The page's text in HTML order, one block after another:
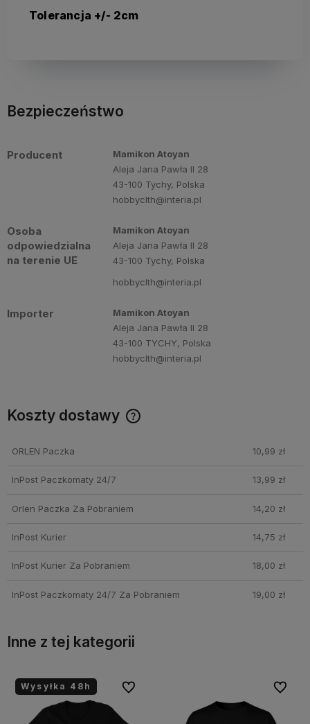
Tolerancja +/- 2cm
Bezpieczeństwo
Producent
Mamikon Atoyan
Aleja Jana Pawła II 28
43-100 Tychy, Polska
hobbyclth@interia.pl
Osoba
odpowiedzialna
na terenie UE
Mamikon Atoyan
Aleja Jana Pawła II 28
43-100 Tychy, Polska
hobbyclth@interia.pl
Importer
Mamikon Atoyan
Aleja Jana Pawła II 28
43-100 TYCHY, Polska
hobbyclth@interia.pl
Koszty dostawy
ORLEN Paczka 10,99 zł
InPost Paczkomaty 24/7 13,99 zł
Orlen Paczka Za Pobraniem 14,20 zł
InPost Kurier 14,75 zł
InPost Kurier Za Pobraniem 18,00 zł
InPost Paczkomaty 24/7 Za Pobraniem 19,00 zł
Inne z tej kategorii
Do ulubionych
Do ulubionych Do
Do